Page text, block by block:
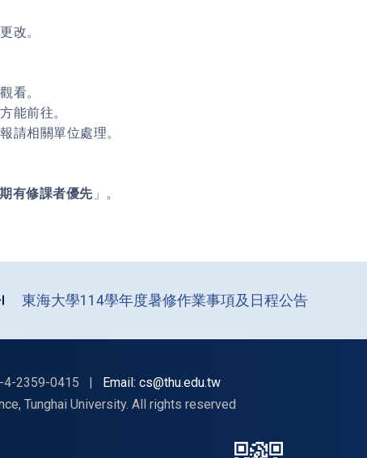
改。
看。
能前往。
請相關單位處理。
有修課者優先」。
東海大學114學年度暑修作業事項及日程公告
4-2359-0415 |
Email: cs@thu.edu.tw
Tunghai University. All rights reserved